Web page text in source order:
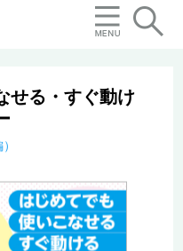
る・すぐ動け